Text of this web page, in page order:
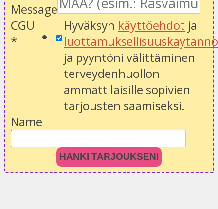
Message
CGU
*
Hyväksyn käyttöehdot ja
ja pyyntöni välittäminen
terveydenhuollon
ammattilaisille sopivien
tarjousten saamiseksi.
Name
HANKI TARJOUKSENI